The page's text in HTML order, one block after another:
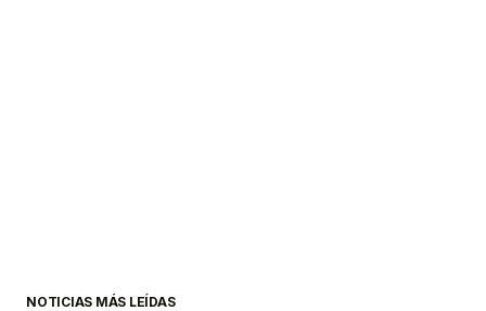
NOTICIAS MÁS LEÍDAS